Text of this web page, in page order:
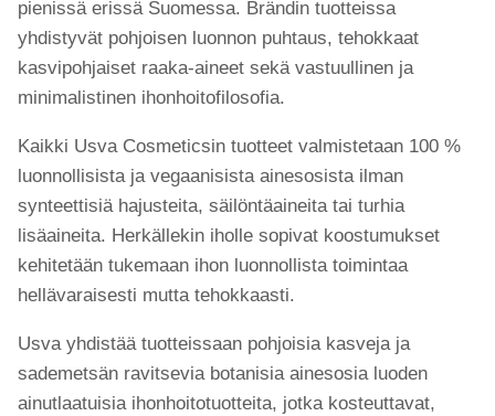
pienissä erissä Suomessa. Brändin tuotteissa
yhdistyvät pohjoisen luonnon puhtaus, tehokkaat
kasvipohjaiset raaka-aineet sekä vastuullinen ja
minimalistinen ihonhoitofilosofia.
Kaikki Usva Cosmeticsin tuotteet valmistetaan 100 %
luonnollisista ja vegaanisista ainesosista ilman
synteettisiä hajusteita, säilöntäaineita tai turhia
lisäaineita. Herkällekin iholle sopivat koostumukset
kehitetään tukemaan ihon luonnollista toimintaa
hellävaraisesti mutta tehokkaasti.
Usva yhdistää tuotteissaan pohjoisia kasveja ja
sademetsän ravitsevia botanisia ainesosia luoden
ainutlaatuisia ihonhoitotuotteita, jotka kosteuttavat,